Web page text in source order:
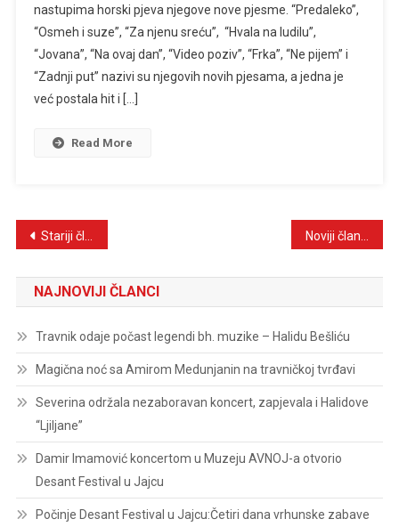
Uživao
U
Sarajevu,
Dobijali
nastupima horski pjeva njegove nove pjesme. “Predaleko”,
“Osmeh i suze”, “Za njenu sreću”, “Hvala na ludilu”,
“Jovana”, “Na ovaj dan”, “Video poziv”, “Frka”, “Ne pijem” i
“Zadnji put” nazivi su njegovih novih pjesama, a jedna je
već postala hit i […]
Read More
Navigacija
člancima
Stariji članci
NAJNOVIJI ČLANCI
Travnik odaje počast legendi bh. muzike – Halidu Bešliću
Magična noć sa Amirom Medunjanin na travničkoj tvrđavi
Severina održala nezaboravan koncert, zapjevala i Halidove
“Ljiljane”
Damir Imamović koncertom u Muzeju AVNOJ-a otvorio
Desant Festival u Jajcu
Počinje Desant Festival u Jajcu:Četiri dana vrhunske zabave